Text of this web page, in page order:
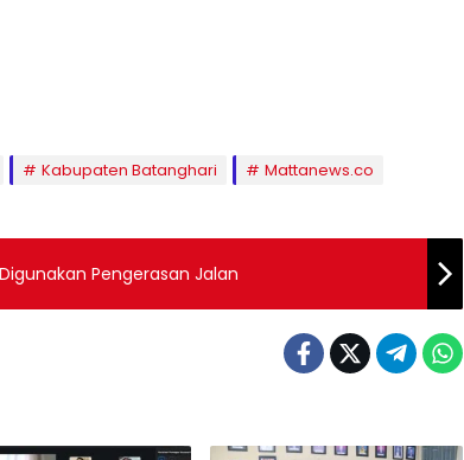
Kabupaten Batanghari
Mattanews.co
Pengerasan Jalan